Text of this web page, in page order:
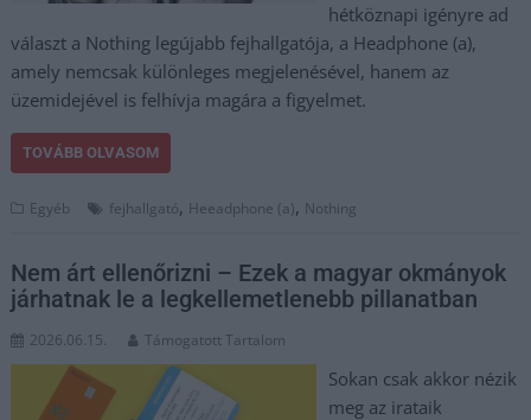
hétköznapi igényre ad
választ a Nothing legújabb fejhallgatója, a Headphone (a),
amely nemcsak különleges megjelenésével, hanem az
üzemidejével is felhívja magára a figyelmet.
TOVÁBB OLVASOM
Egyéb fejhallgató, Heeadphone (a), Nothing
Nem árt ellenőrizni – Ezek a magyar okmányok
járhatnak le a legkellemetlenebb pillanatban
2026.06.15. Támogatott Tartalom
Sokan csak akkor nézik
meg az irataik